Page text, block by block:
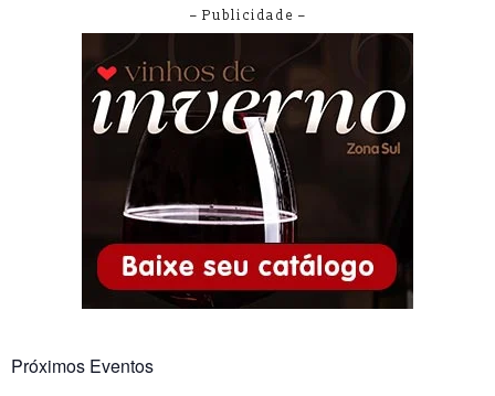
– Publicidade –
Próximos Eventos